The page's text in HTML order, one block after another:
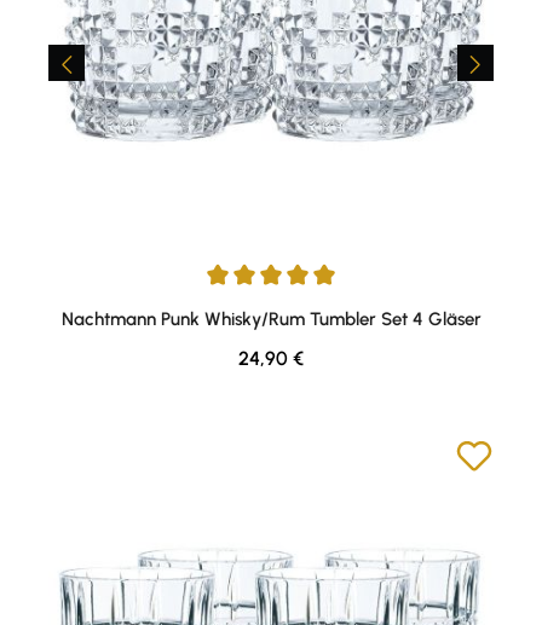
Durchschnittliche Bewertung von 5 von 5 Sternen
Nachtmann Punk Whisky/Rum Tumbler Set 4 Gläser
Regulärer Preis:
24,90 €